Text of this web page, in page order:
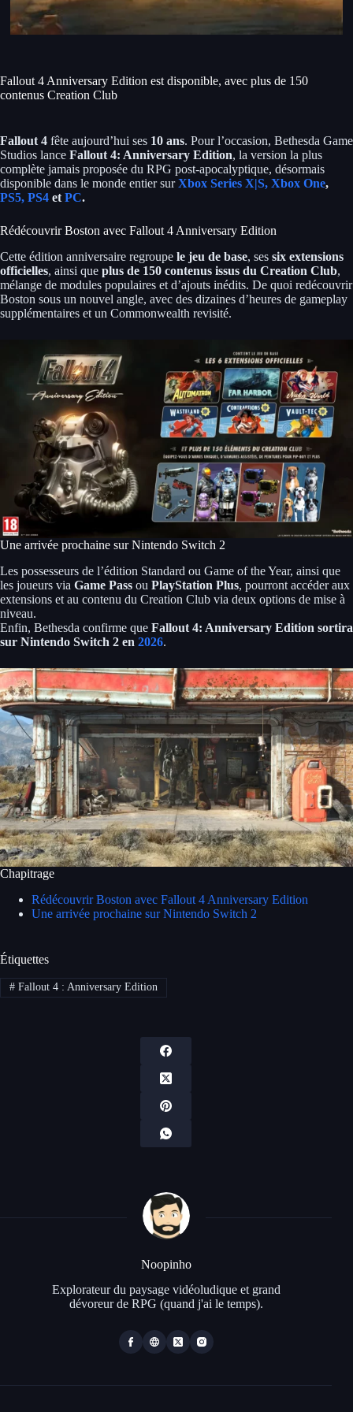
Fallout 4 Anniversary Edition est disponible, avec plus de 150
contenus Creation Club
Fallout 4 fête aujourd’hui ses 10 ans. Pour l’occasion, Bethesda Game
Studios lance Fallout 4: Anniversary Edition, la version la plus
complète jamais proposée du RPG post-apocalyptique, désormais
disponible dans le monde entier surXbox Series X|S, Xbox One,
PS5, PS4 et PC.
Rédécouvrir Boston avec Fallout 4 Anniversary Edition
Cette édition anniversaire regroupe le jeu de base, ses six extensions
officielles, ainsi que plus de 150 contenus issus du Creation Club,
mélange de modules populaires et d’ajouts inédits. De quoi redécouvrir
Boston sous un nouvel angle, avec des dizaines d’heures de gameplay
supplémentaires et un Commonwealth revisité.
Une arrivée prochaine sur Nintendo Switch 2
Les possesseurs de l’édition Standard ou Game of the Year, ainsi que
les joueurs via Game Pass ou PlayStation Plus, pourront accéder aux
extensions et au contenu du Creation Club via deux options de mise à
niveau.
Enfin, Bethesda confirme que Fallout 4: Anniversary Edition sortira
sur Nintendo Switch 2 en 2026.
Chapitrage
Rédécouvrir Boston avec Fallout 4 Anniversary Edition
Une arrivée prochaine sur Nintendo Switch 2
Étiquettes
#Fallout 4 : Anniversary Edition
Noopinho
Explorateur du paysage vidéoludique et grand
dévoreur de RPG (quand j'ai le temps).